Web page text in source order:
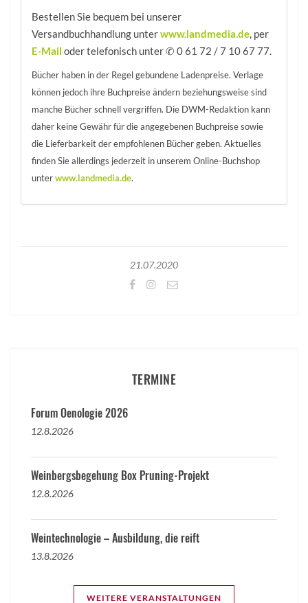
Bestellen Sie bequem bei unserer
Versandbuchhandlung unterwww.landmedia.de, per
E-Mail oder telefonisch unter ✆ 0 61 72 / 7 10 67 77.
Bücher haben in der Regel gebundene Ladenpreise. Verlage
können jedoch ihre Buchpreise ändern beziehungsweise sind
manche Bücher schnell vergriffen. Die DWM-Redaktion kann
daher keine Gewähr für die angegebenen Buchpreise sowie
die Lieferbarkeit der empfohlenen Bücher geben. Aktuelles
finden Sie allerdings jederzeit in unserem Online-Buchshop
unterwww.landmedia.de.
21.07.2020
TERMINE
Forum Oenologie 2026
12.8.2026
Weinbergsbegehung Box Pruning-Projekt
12.8.2026
Weintechnologie – Ausbildung, die reift
13.8.2026
WEITERE VERANSTALTUNGEN